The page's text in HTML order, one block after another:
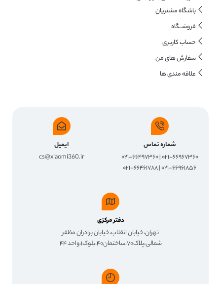
باشگاه مشتریان
فروشــگاه
حساب کاربری
سفارش های من
شماره تماس
۰۲۱-۶۶۹۶۷۳۶۰ | ۰۲۱-۶۶۴۹۷۳۶۰
۰۲۱-۶۶۹۶۱۸۵۶ | ۰۲۱-۶۶۴۶۱۷۸۸
ایمیل
cs@xiaomi360.ir
دفتر مرکزی
تهران،خیابان انقلاب،خیابان برادران مظفر